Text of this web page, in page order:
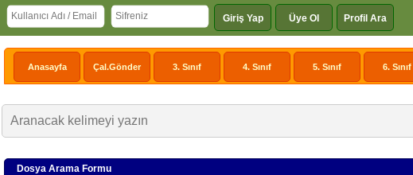
Giriş Yap Üye Ol Profil Ara
Anasayfa Çal.Gönder 3. Sınıf 4. Sınıf 5. Sınıf 6. Sınıf
Dosya Arama Formu